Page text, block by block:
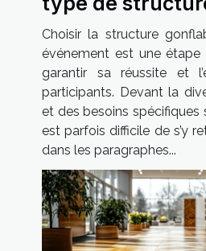
pour votre
Choisir la structure
événement est une étape
garantir sa réussite et
participants. Devant la
et des besoins spécifiques
est parfois difficile de s’y
dans les paragraphes...